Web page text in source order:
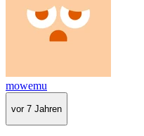
mowemu
vor 7 Jahren